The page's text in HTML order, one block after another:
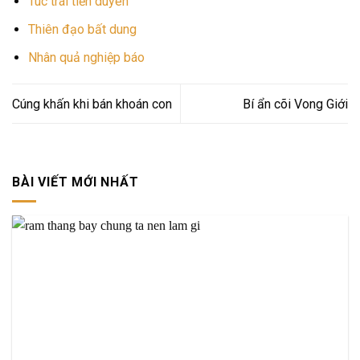
Thiên đạo bất dung
Nhân quả nghiệp báo
Cúng khấn khi bán khoán con Bí ẩn cõi Vong Giới
BÀI VIẾT MỚI NHẤT